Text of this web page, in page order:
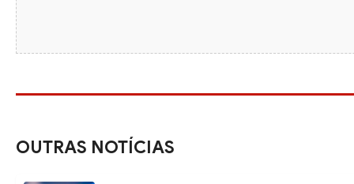
OUTRAS NOTÍCIAS